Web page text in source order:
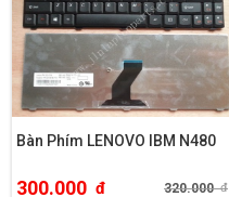
Bàn Phím LENOVO IBM N480
300.000 đ 320.000đ